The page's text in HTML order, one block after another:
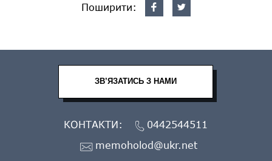
Поширити:
ЗВ’ЯЗАТИСЬ З НАМИ
КОНТАКТИ:
0442544511
memoholod@ukr.net